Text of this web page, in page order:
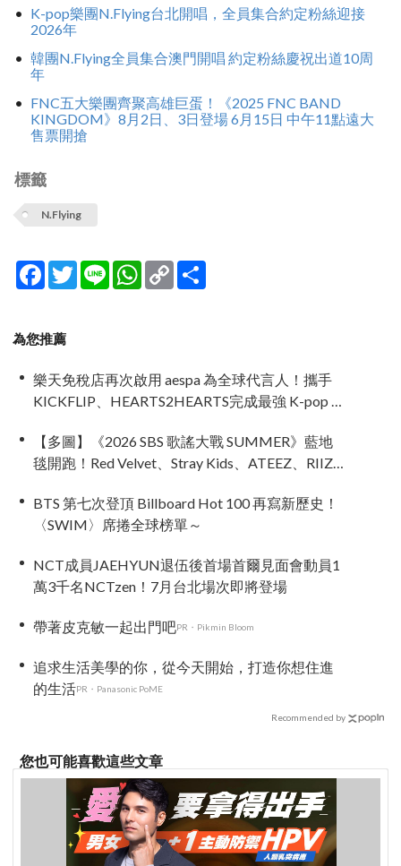
K-pop樂團N.Flying台北開唱，全員集合約定粉絲迎接
2026年
韓團N.Flying全員集合澳門開唱 約定粉絲慶祝出道10周
年
FNC五大樂團齊聚高雄巨蛋！《2025 FNC BAND
KINGDOM》8月2日、3日登場 6月15日 中午11點遠大
售票開搶
標籤
N.Flying
Facebook
TwitterLine WhatsApp
Copy
Link
為您推薦
樂天免稅店再次啟用 aespa 為全球代言人！攜手
KICKFLIP、HEARTS2HEARTS完成最強 K-pop 代
【多圖】《2026 SBS 歌謠大戰 SUMMER》藍地
毯開跑！Red Velvet、Stray Kids、ATEEZ、RIIZE
BTS 第七次登頂 Billboard Hot 100 再寫新歷史！
〈SWIM〉席捲全球榜單～
NCT成員JAEHYUN退伍後首場首爾見面會動員1
萬3千名NCTzen！7月台北場次即將登場
帶著皮克敏一起出門吧PR・Pikmin Bloom
追求生活美學的你，從今天開始，打造你想住進
的生活PR・Panasonic PoME
Recommended by
您也可能喜歡這些文章